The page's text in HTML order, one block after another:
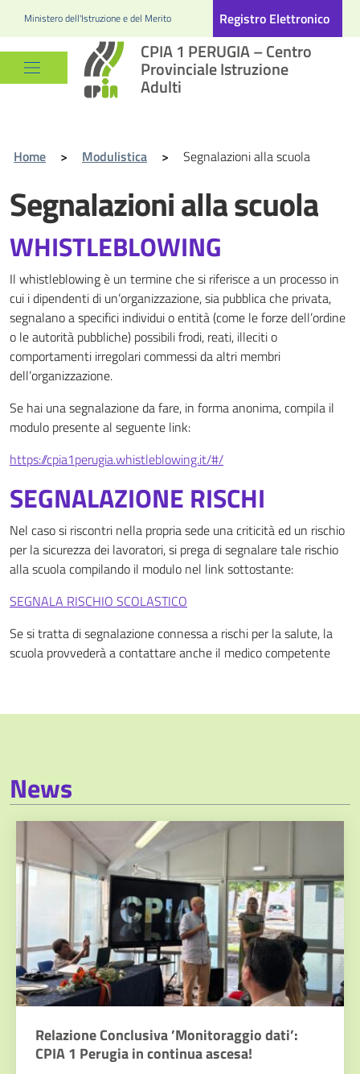
Ministero dell'Istruzione e del Merito Registro Elettronico
CPIA 1 PERUGIA – Centro
Provinciale Istruzione
Adulti
Home > Modulistica > Segnalazioni alla scuola
Segnalazioni alla scuola
WHISTLEBLOWING
Il whistleblowing è un termine che si riferisce a un processo in
cui i dipendenti di un’organizzazione, sia pubblica che privata,
segnalano a specifici individui o entità (come le forze dell’ordine
o le autorità pubbliche) possibili frodi, reati, illeciti o
comportamenti irregolari commessi da altri membri
dell’organizzazione.
Se hai una segnalazione da fare, in forma anonima, compila il
modulo presente al seguente link:
https://cpia1perugia.whistleblowing.it/#/
SEGNALAZIONE RISCHI
Nel caso si riscontri nella propria sede una criticità ed un rischio
per la sicurezza dei lavoratori, si prega di segnalare tale rischio
alla scuola compilando il modulo nel link sottostante:
SEGNALA RISCHIO SCOLASTICO
Se si tratta di segnalazione connessa a rischi per la salute, la
scuola provvederà a contattare anche il medico competente
News
Relazione Conclusiva ’Monitoraggio dati’:
CPIA 1 Perugia in continua ascesa!